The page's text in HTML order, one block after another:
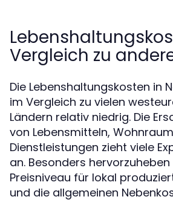
Vergleich zu
Die Lebenshaltungskosten in
im Vergleich zu vielen
Ländern relativ niedrig. Die
von Lebensmitteln,
Dienstleistungen zieht viele
an. Besonders
Preisniveau für lokal
und die allgemeinen